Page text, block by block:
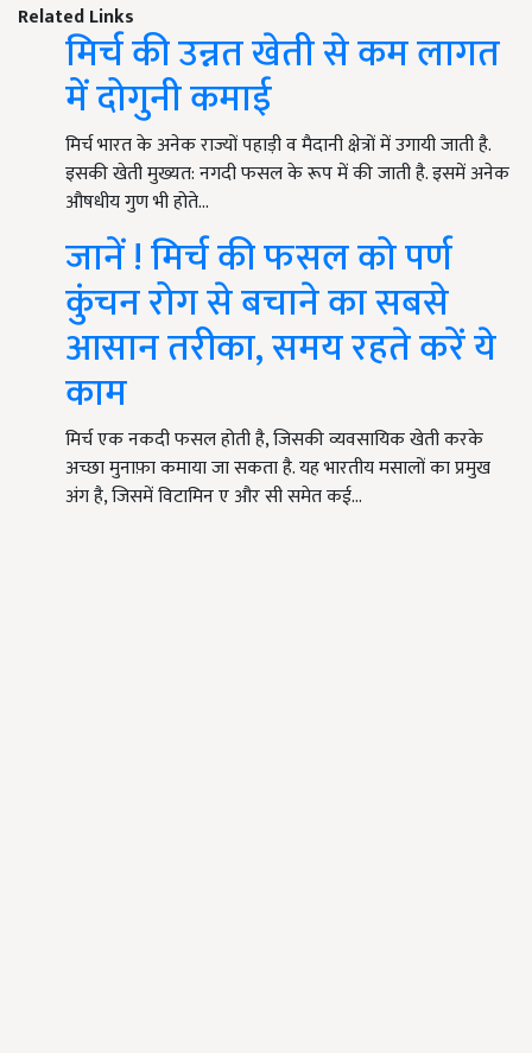
Related Links
मिर्च की उन्नत खेती से कम लागत
में दोगुनी कमाई
मिर्च भारत के अनेक राज्यों पहाड़ी व मैदानी क्षेत्रों में उगायी जाती है.
इसकी खेती मुख्यत: नगदी फसल के रूप में की जाती है. इसमें अनेक
औषधीय गुण भी होते…
जानें ! मिर्च की फसल को पर्ण
कुंचन रोग से बचाने का सबसे
आसान तरीका, समय रहते करें ये
काम
मिर्च एक नकदी फसल होती है, जिसकी व्यवसायिक खेती करके
अच्छा मुनाफ़ा कमाया जा सकता है. यह भारतीय मसालों का प्रमुख
अंग है, जिसमें विटामिन ए और सी समेत कई…